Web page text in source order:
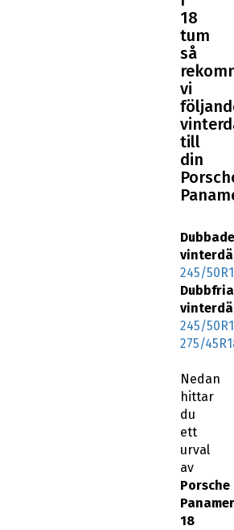
18
tum
så
vi
till
din
Dubbade
245/
Dubbfria
245/
275/
Nedan
hittar
du
ett
urval
av
Porsche
18